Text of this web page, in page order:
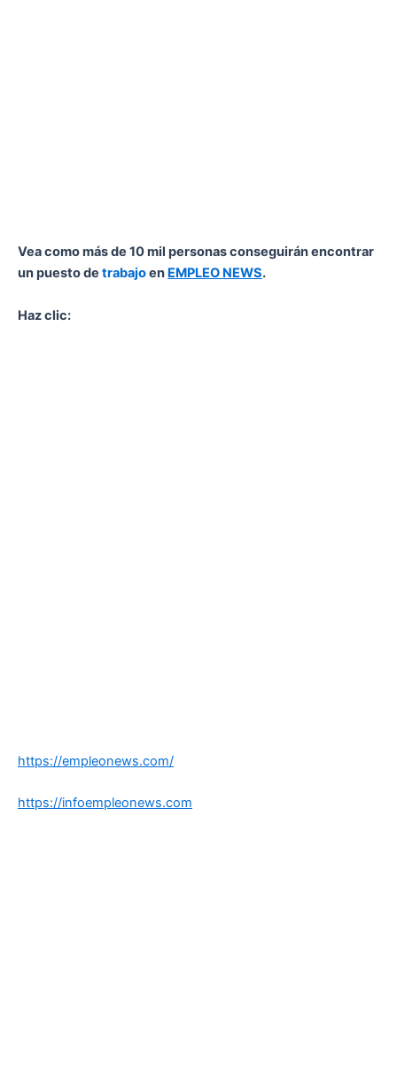
Vea como más de 10 mil personas conseguirán encontrar
un puesto de trabajoen EMPLEO NEWS.
Haz clic:
https://empleonews.com/
https://infoempleonews.com